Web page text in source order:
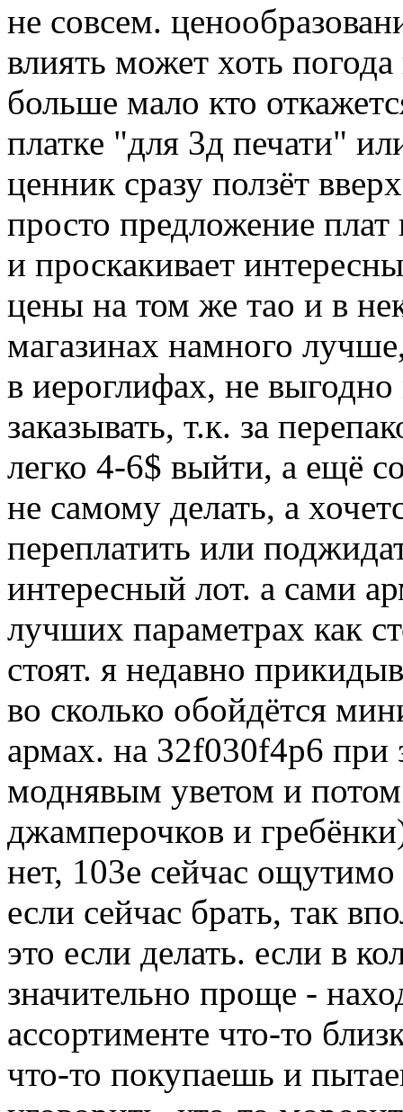
не совсем.
влиять может хоть
больше мало кто
платке "для 3д печати"
ценник сразу ползёт
просто предложение
и проскакивает
цены на том же тао и в
магазинах намного
в иероглифах, не
заказывать, т.к. за
легко 4-6$ выйти, а ещё
не самому делать, а
переплатить или
интересный лот. а сами
лучших параметрах как
стоят. я недавно
во сколько обойдётся
армах. на 32f030f4p6 при
моднявым уветом и
джамперочков и
нет, 103е сейчас
если сейчас брать, так
это если делать. если в
значительно проще -
ассортименте что-то
что-то покупаешь и